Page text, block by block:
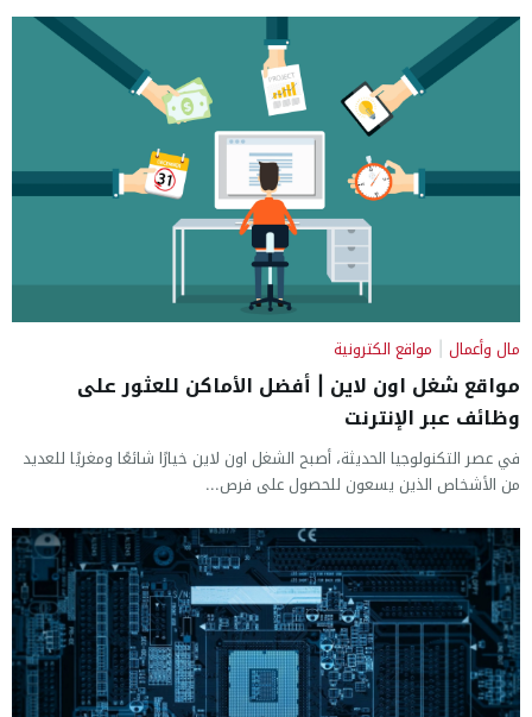
مال وأعمال | مواقع الكترونية
مواقع شغل اون لاين | أفضل الأماكن للعثور على
وظائف عبر الإنترنت
في عصر التكنولوجيا الحديثة، أصبح الشغل اون لاين خيارًا شائعًا ومغريًا للعديد
من الأشخاص الذين يسعون للحصول على فرص...